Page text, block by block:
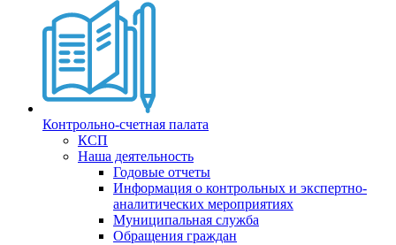
Контрольно-счетная палата
КСП
Наша деятельность
Годовые отчеты
Информация о контрольных и экспертно-
аналитических мероприятиях
Муниципальная служба
Обращения граждан